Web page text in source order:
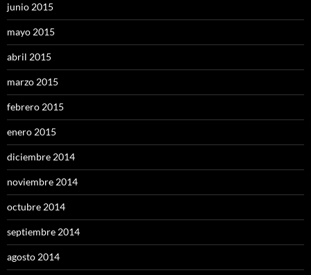
junio 2015
mayo 2015
abril 2015
marzo 2015
febrero 2015
enero 2015
diciembre 2014
noviembre 2014
octubre 2014
septiembre 2014
agosto 2014